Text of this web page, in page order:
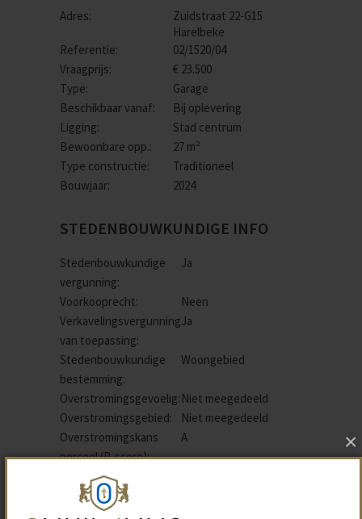
×
Adres:
Zuidstraat 22-G15
Harelbeke
Referentie:
02/1520/04
Vraagprijs:
€ 23.500
Type:
Garage
Beschikbaar vanaf:
Bij oplevering
Ligging:
Stad centrum
Bewoonbare opp.:
27 m²
Type constructie:
Traditioneel
Bouwjaar:
2024
STEDENBOUWKUNDIGE INFO
Stedenbouwkundige
vergunning:
Ja
Voorkooprecht:
Neen
Verkavelingsvergunning
van toepassing:
Ja
Stedenbouwkundige
bestemming:
Woongebied
Overstromingsgevoelig: Niet meegedeeld
Overstromingsgebied:
Niet meegedeeld
Overstromingskans
perceel (P-score):
A
Erfgoed: